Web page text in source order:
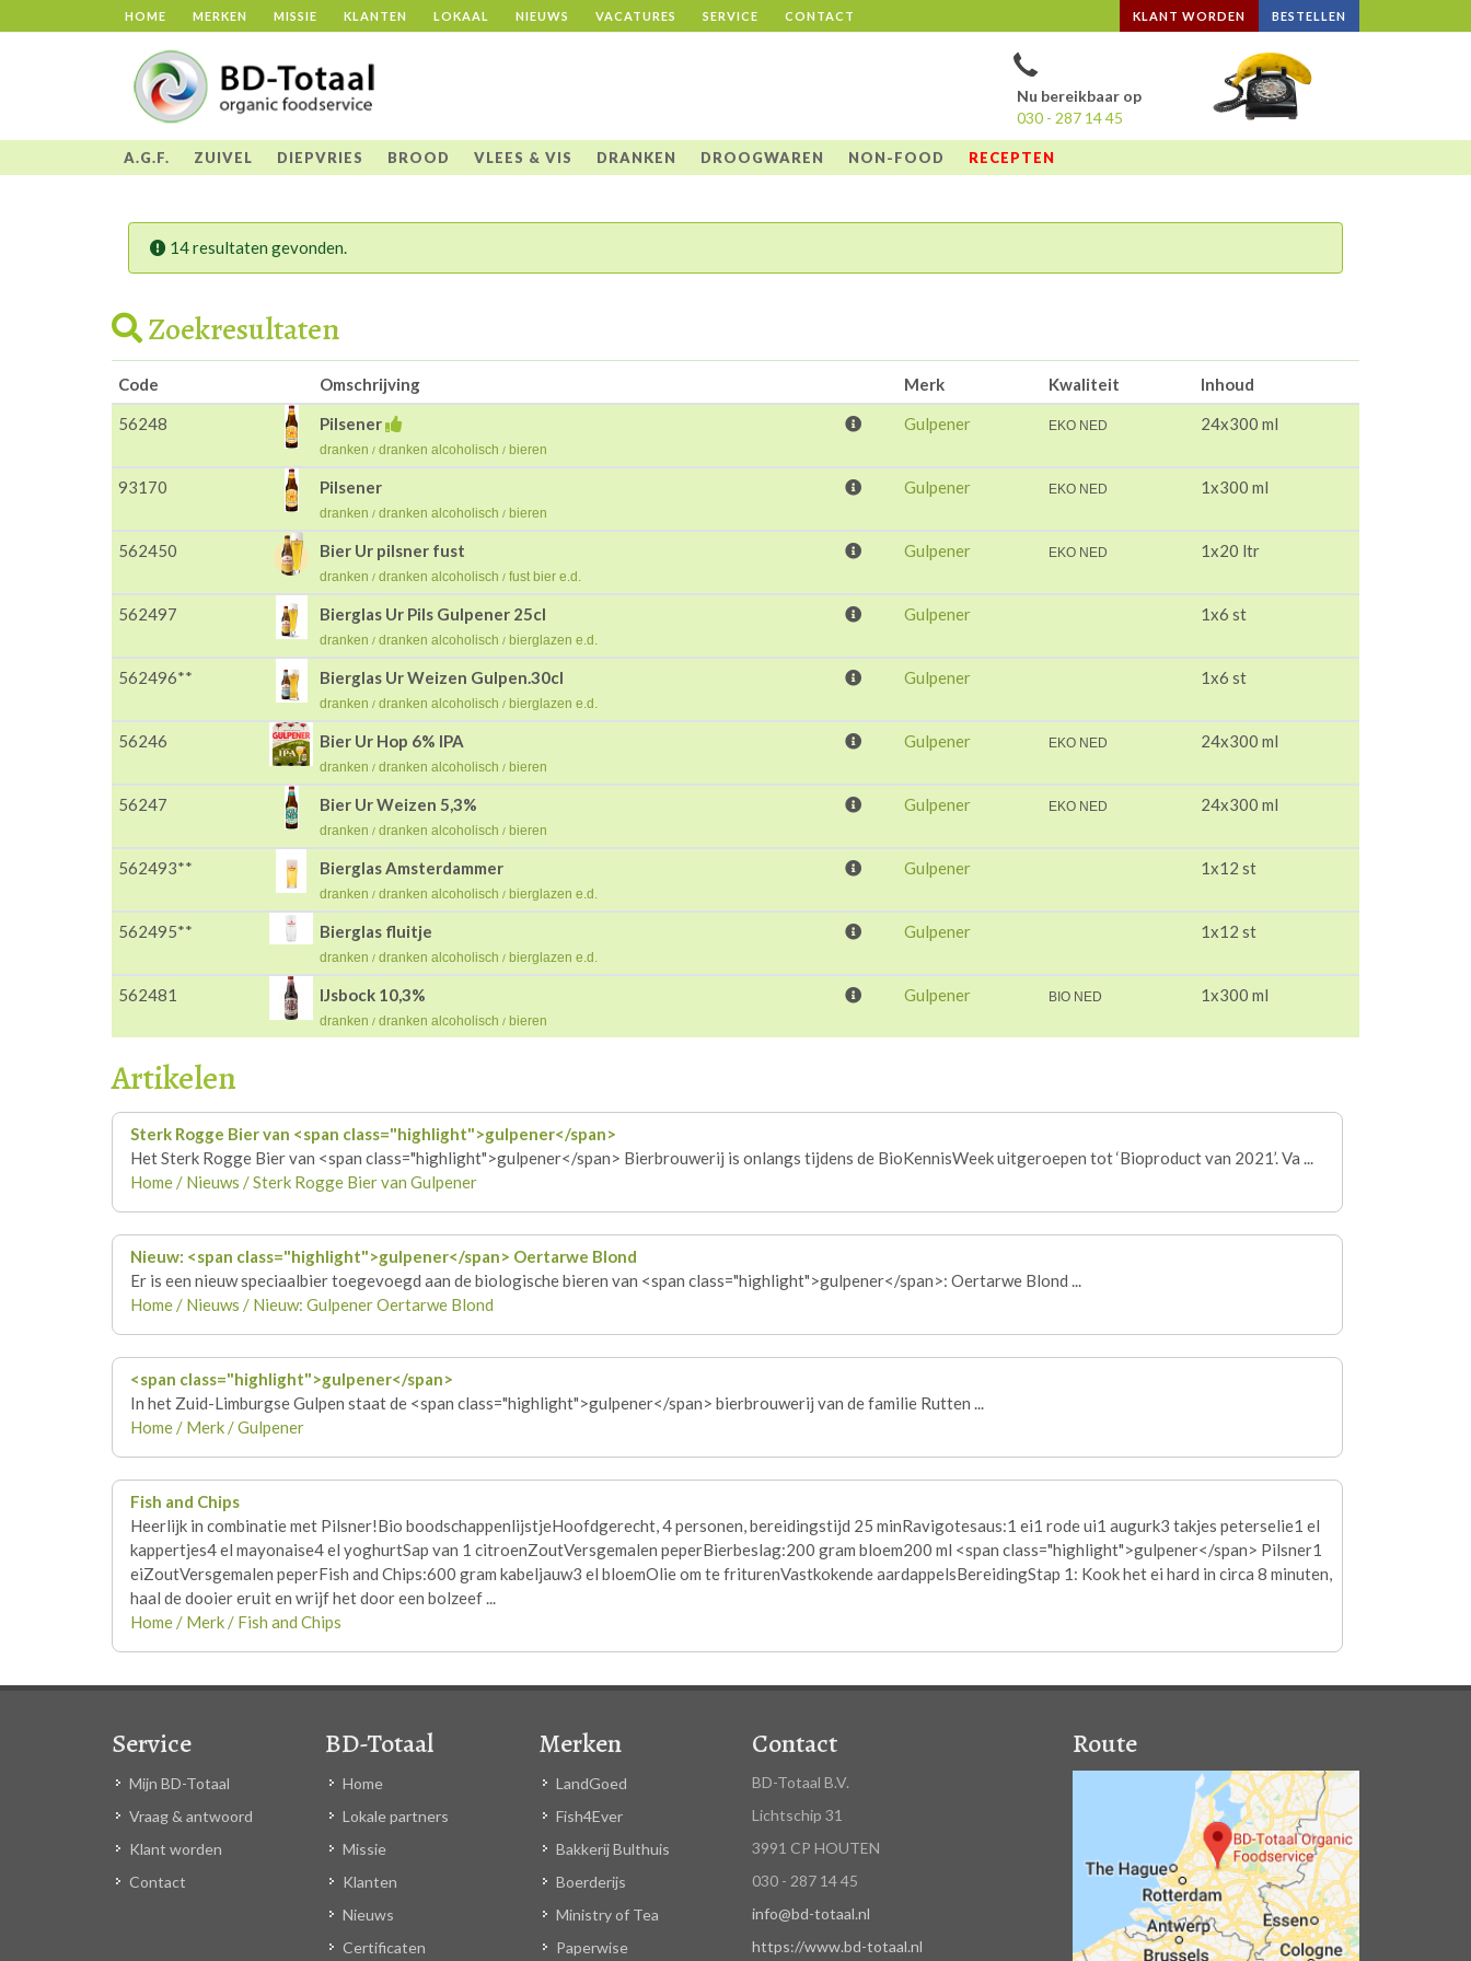
HOME MERKEN MISSIE KLANTEN LOKAAL NIEUWS VACATURES SERVICE CONTACT KLANT WORDEN BESTELLEN
Nu bereikbaar op
030 - 287 14 45
A.G.F. ZUIVEL DIEPVRIES BROOD VLEES & VIS DRANKEN DROOGWAREN NON-FOOD RECEPTEN
14 resultaten gevonden.
Zoekresultaten
Code Omschrijving Merk Kwaliteit
Inhoud
56248
Pilsener
dranken / dranken alcoholisch / bieren
Gulpener EKO NED 24x300 ml
93170 Pilsener
dranken / dranken alcoholisch / bieren
Gulpener EKO NED 1x300 ml
562450 Bier Ur pilsner fust
dranken / dranken alcoholisch / fust bier e.d.
Gulpener EKO NED 1x20 ltr
562497 Bierglas Ur Pils Gulpener 25cl
dranken / dranken alcoholisch / bierglazen e.d.
Gulpener 1x6 st
562496** Bierglas Ur Weizen Gulpen.30cl
dranken / dranken alcoholisch / bierglazen e.d.
Gulpener 1x6 st
56246 Bier Ur Hop 6% IPA
dranken / dranken alcoholisch / bieren
Gulpener EKO NED 24x300 ml
56247 Bier Ur Weizen 5,3%
dranken / dranken alcoholisch / bieren
Gulpener EKO NED 24x300 ml
562493** Bierglas Amsterdammer
dranken / dranken alcoholisch / bierglazen e.d.
Gulpener 1x12 st
562495** Bierglas fluitje
dranken / dranken alcoholisch / bierglazen e.d.
Gulpener 1x12 st
562481 IJsbock 10,3%
dranken / dranken alcoholisch / bieren
Gulpener BIO NED 1x300 ml
Artikelen
Sterk Rogge Bier van <span class="highlight">gulpener</span>
Het Sterk Rogge Bier van <span class="highlight">gulpener</span> Bierbrouwerij is onlangs tijdens de BioKennisWeek uitgeroepen tot ‘Bioproduct van 2021’. Va ...
Home / Nieuws / Sterk Rogge Bier van Gulpener
Nieuw: <span class="highlight">gulpener</span> Oertarwe Blond
Er is een nieuw speciaalbier toegevoegd aan de biologische bieren van <span class="highlight">gulpener</span>: Oertarwe Blond ...
Home / Nieuws / Nieuw: Gulpener Oertarwe Blond
<span class="highlight">gulpener</span>
In het Zuid-Limburgse Gulpen staat de <span class="highlight">gulpener</span> bierbrouwerij van de familie Rutten ...
Home / Merk / Gulpener
Fish and Chips
Heerlijk in combinatie met Pilsner!Bio boodschappenlijstjeHoofdgerecht, 4 personen, bereidingstijd 25 minRavigotesaus:1 ei1 rode ui1 augurk3 takjes peterselie1 el
kappertjes4 el mayonaise4 el yoghurtSap van 1 citroenZoutVersgemalen peperBierbeslag:200 gram bloem200 ml <span class="highlight">gulpener</span> Pilsner1
eiZoutVersgemalen peperFish and Chips:600 gram kabeljauw3 el bloemOlie om te friturenVastkokende aardappelsBereidingStap 1: Kook het ei hard in circa 8 minuten,
haal de dooier eruit en wrijf het door een bolzeef ...
Home / Merk / Fish and Chips
Service
Mijn BD-Totaal
Vraag & antwoord
Klant worden
Contact
BD-Totaal
Home
Lokale partners
Missie
Klanten
Nieuws
Certificaten
Merken
LandGoed
Fish4Ever
Bakkerij Bulthuis
Boerderijs
Ministry of Tea
Paperwise
Contact
BD-Totaal B.V.
Lichtschip 31
3991 CP HOUTEN
030 - 287 14 45
info@bd-totaal.nl
https://www.bd-totaal.nl
Route